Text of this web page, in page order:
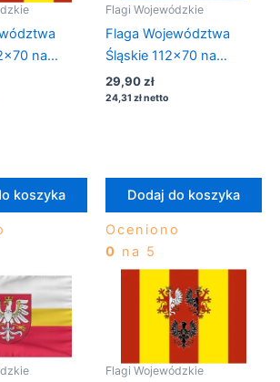
na
koszyka
Flagi Wojewódzkie
Flaga Województwa
Śląskie 112×70 na
drzewiec
Oceniono
0 na 5
29,90zł
24,31 złnetto
Dodaj do koszyka
Flagi Wojewódzkie